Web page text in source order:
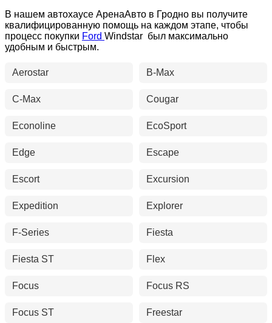
В нашем автохаусе АренаАвто в Гродно вы получите
квалифицированную помощь на каждом этапе, чтобы
процесс покупки Ford Windstar был максимально
удобным и быстрым.
Aerostar B-Max
C-Max Cougar
Econoline EcoSport
Edge Escape
Escort Excursion
Expedition Explorer
F-Series Fiesta
Fiesta ST Flex
Focus Focus RS
Focus ST Freestar